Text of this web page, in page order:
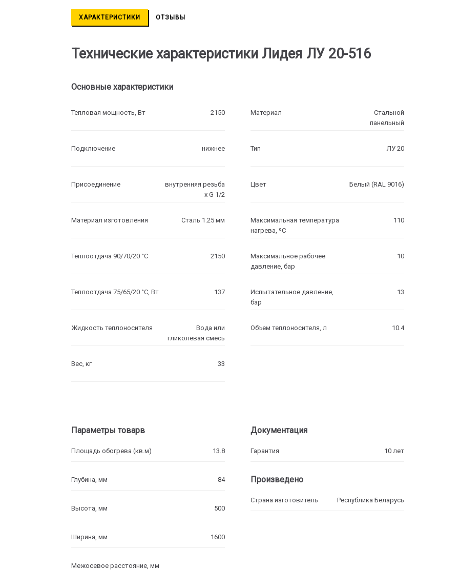
ХАРАКТЕРИСТИКИ ОТЗЫВЫ
Технические характеристики Лидея ЛУ 20-516
Основные характеристики
Тепловая мощность, Вт 2150
Подключение нижнее
Присоединение
внутренняя резьба
х G 1/2
Материал изготовления Сталь 1.25 мм
Теплоотдача 90/70/20 °C 2150
Теплоотдача 75/65/20 °C, Вт 137
Жидкость теплоносителя
Вода или
гликолевая смесь
Вес, кг 33
Материал
Стальной
панельный
Тип ЛУ 20
Цвет Белый (RAL 9016)
Максимальная температура
нагрева, ºC
110
Максимальное рабочее
давление, бар
10
Испытательное давление,
бар
13
Объем теплоносителя, л 10.4
Параметры товарв
Площадь обогрева (кв.м) 13.8
Глубина, мм 84
Высота, мм 500
Ширина, мм 1600
Межосевое расстояние, мм
Документация
Гарантия 10 лет
Произведено
Страна изготовитель Республика Беларусь